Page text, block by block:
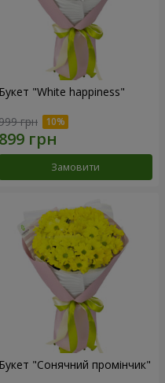
Букет "White happiness"
грн
Замовити
Букет "Сонячний промінчик"